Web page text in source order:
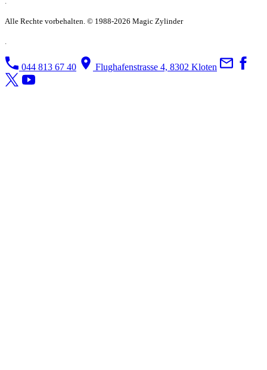
Alle Rechte vorbehalten. © 1988-2026 Magic Zylinder
.
044 813 67 40 Flughafenstrasse 4, 8302 Kloten